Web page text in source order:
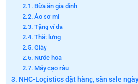
Bữa ăn gia đình
Áo sơ mi
Tặng ví da
Thắt lưng
Giày
Nước hoa
Máy cạo râu
NHC-Logistics đặt hàng, săn sale